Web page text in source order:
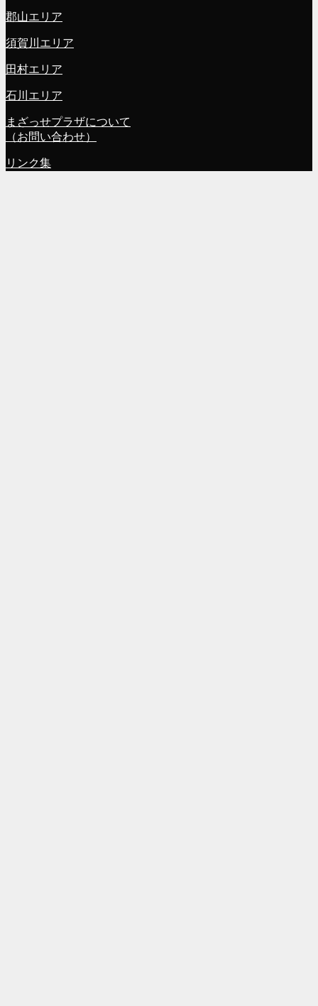
郡山エリア
須賀川エリア
田村エリア
石川エリア
まざっせプラザについて
（お問い合わせ）
リンク集